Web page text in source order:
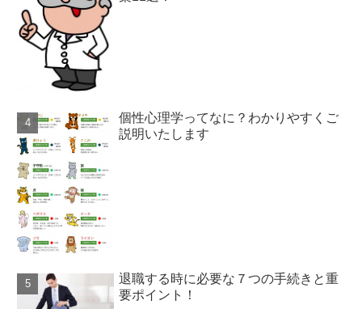
個性心理学ってなに？わかりやすくご
説明いたします
退職する時に必要な７つの手続きと重
要ポイント！